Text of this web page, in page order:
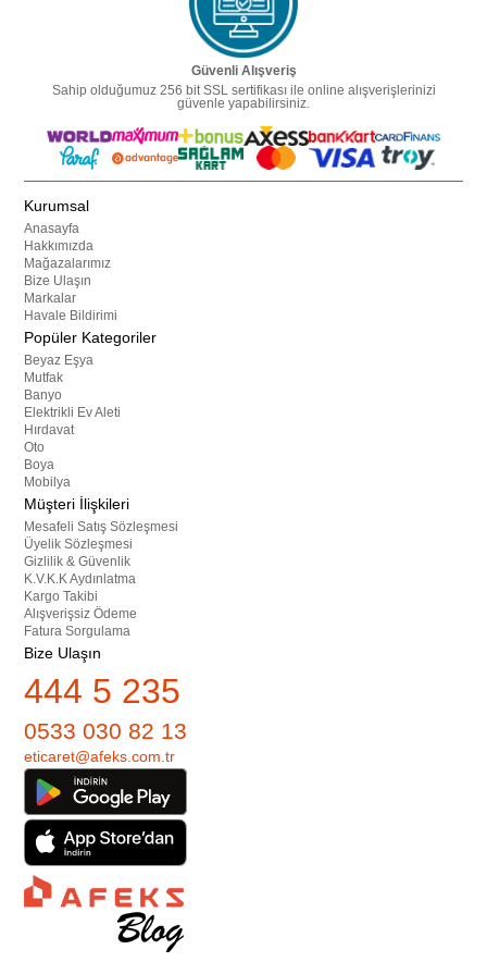
Güvenli Alışveriş
Sahip olduğumuz 256 bit SSL sertifikası ile online alışverişlerinizi
güvenle yapabilirsiniz.
Kurumsal
Anasayfa
Hakkımızda
Mağazalarımız
Bize Ulaşın
Markalar
Havale Bildirimi
Popüler Kategoriler
Beyaz Eşya
Mutfak
Banyo
Elektrikli Ev Aleti
Hırdavat
Oto
Boya
Mobilya
Müşteri İlişkileri
Mesafeli Satış Sözleşmesi
Üyelik Sözleşmesi
Gizlilik & Güvenlik
K.V.K.K Aydınlatma
Kargo Takibi
Alışverişsiz Ödeme
Fatura Sorgulama
Bize Ulaşın
444 5 235
0533 030 82 13
eticaret@afeks.com.tr